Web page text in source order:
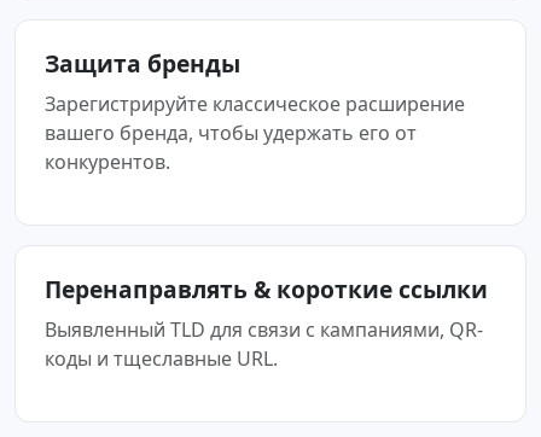
Защита бренды
Зарегистрируйте классическое расширение
вашего бренда, чтобы удержать его от
конкурентов.
Перенаправлять & короткие ссылки
Выявленный TLD для связи с кампаниями, QR-
коды и тщеславные URL.